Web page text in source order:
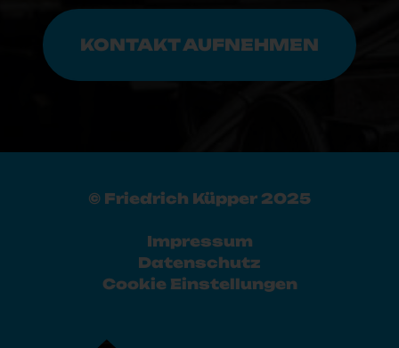
KONTAKT AUFNEHMEN
© Friedrich Küpper 2025
Impressum
Datenschutz
Cookie Einstellungen